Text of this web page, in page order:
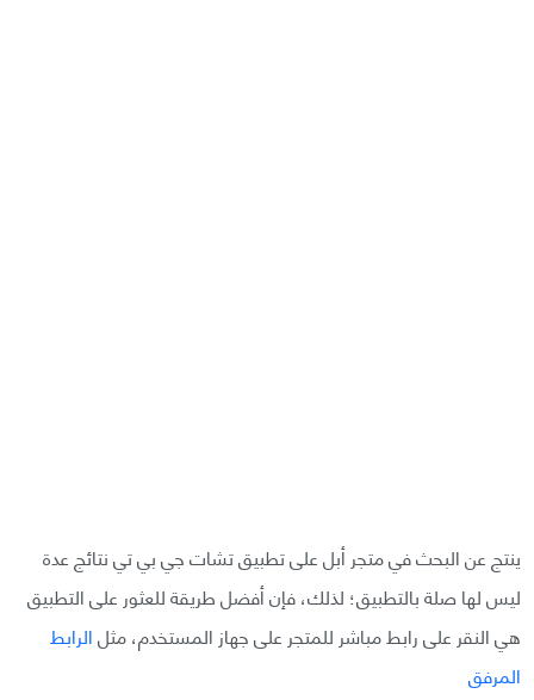
ينتج عن البحث في متجر أبل على تطبيق تشات جي بي تي نتائج عدة
ليس لها صلة بالتطبيق؛ لذلك، فإن أفضل طريقة للعثور على التطبيق
هي النقر على رابط مباشر للمتجر على جهاز المستخدم، مثلالرابط
المرفق